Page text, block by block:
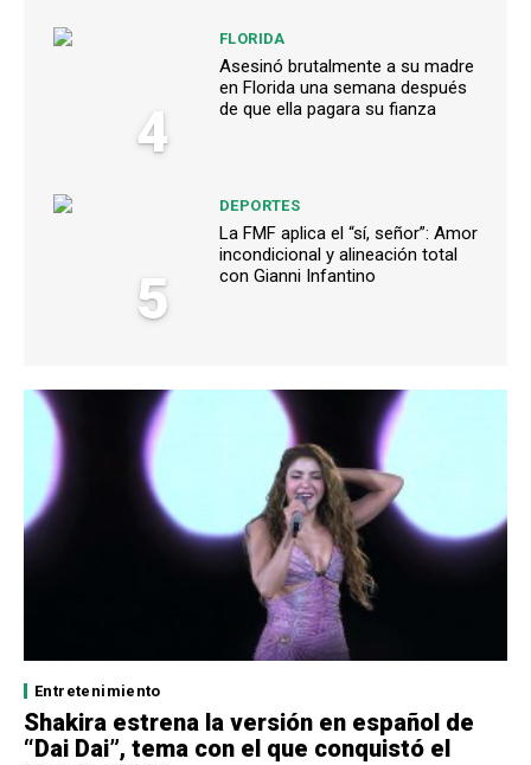
4
FLORIDA
Asesinó brutalmente a su madre
en Florida una semana después
de que ella pagara su fianza
5
DEPORTES
La FMF aplica el “sí, señor”: Amor
incondicional y alineación total
con Gianni Infantino
Entretenimiento
Shakira estrena la versión en español de
“Dai Dai”, tema con el que conquistó el